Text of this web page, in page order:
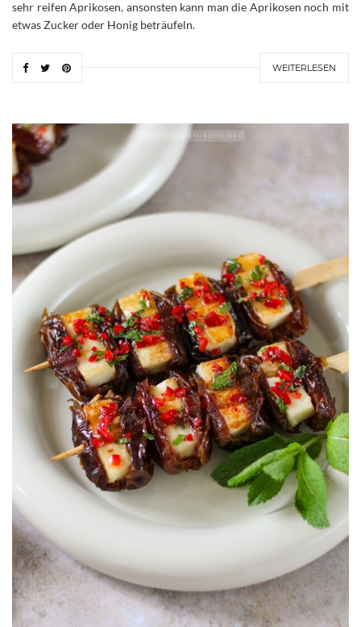
sehr reifen Aprikosen, ansonsten kann man die Aprikosen noch mit
etwas Zucker oder Honig beträufeln.
WEITERLESEN